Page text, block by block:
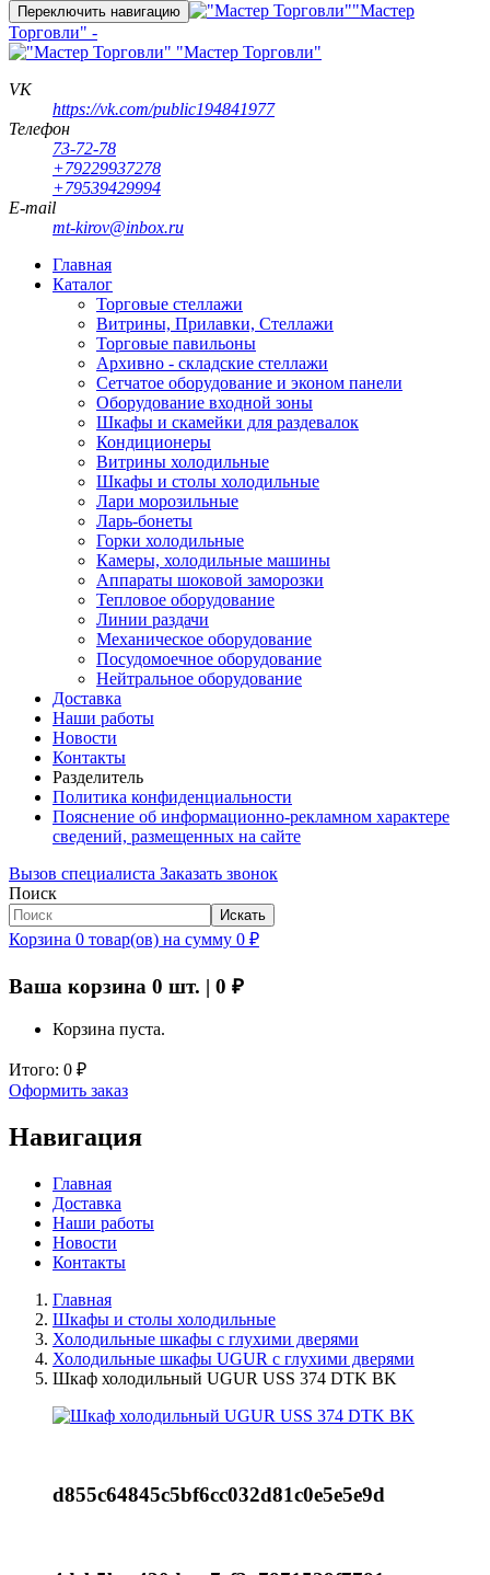
Переключить навигацию
"Мастер
Торговли" -
"Мастер Торговли"
VK
https://vk.com/public194841977
Телефон
73-72-78
+79229937278
+79539429994
E-mail
mt-kirov@inbox.ru
Главная
Каталог
Торговые стеллажи
Витрины, Прилавки, Стеллажи
Торговые павильоны
Архивно - складские стеллажи
Сетчатое оборудование и эконом панели
Оборудование входной зоны
Шкафы и скамейки для раздевалок
Кондиционеры
Витрины холодильные
Шкафы и столы холодильные
Лари морозильные
Ларь-бонеты
Горки холодильные
Камеры, холодильные машины
Аппараты шоковой заморозки
Тепловое оборудование
Линии раздачи
Механическое оборудование
Посудомоечное оборудование
Нейтральное оборудование
Доставка
Наши работы
Новости
Контакты
Разделитель
Политика конфиденциальности
Пояснение об информационно-рекламном характере
сведений, размещенных на сайте
Вызов специалиста Заказать звонок
Поиск
Искать
Корзина 0 товар(ов) на сумму 0 ₽
Ваша корзина 0 шт. | 0 ₽
Корзина пуста.
Итого: 0 ₽
Оформить заказ
Навигация
Главная
Доставка
Наши работы
Новости
Контакты
Главная
Шкафы и столы холодильные
Холодильные шкафы с глухими дверями
Холодильные шкафы UGUR с глухими дверями
Шкаф холодильный UGUR USS 374 DTK BK
d855c64845c5bf6cc032d81c0e5e5e9d